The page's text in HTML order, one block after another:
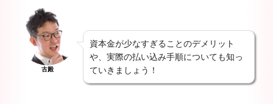
古殿
資本金が少なすぎることのデメリット
や、実際の払い込み手順についても知っ
ていきましょう！